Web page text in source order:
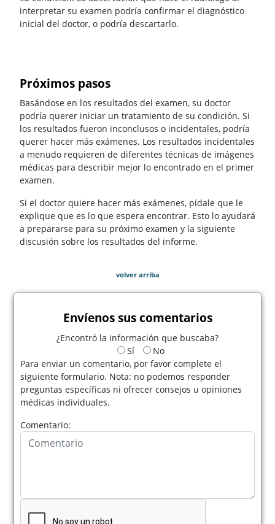
interpretar su examen podría confirmar el diagnóstico
inicial del doctor, o podría descartarlo.
Próximos pasos
Basándose en los resultados del examen, su doctor
podría querer iniciar un tratamiento de su condición. Si
los resultados fueron inconclusos o incidentales, podría
querer hacer más exámenes. Los resultados incidentales
a menudo requieren de diferentes técnicas de imágenes
médicas para describir mejor lo encontrado en el primer
examen.
Si el doctor quiere hacer más exámenes, pídale que le
explique que es lo que espera encontrar. Esto lo ayudará
a prepararse para su próximo examen y la siguiente
discusión sobre los resultados del informe.
volver arriba
Envíenos sus comentarios
¿Encontró la información que buscaba?
Sí
No
Para enviar un comentario, por favor complete el
siguiente formulario. Nota: no podemos responder
preguntas específicas ni ofrecer consejos u opiniones
médicas individuales.
Comentario: